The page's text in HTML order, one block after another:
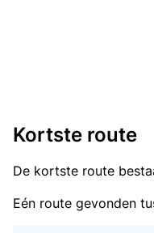
Kortste route
De kortste route
Eén route gevonden